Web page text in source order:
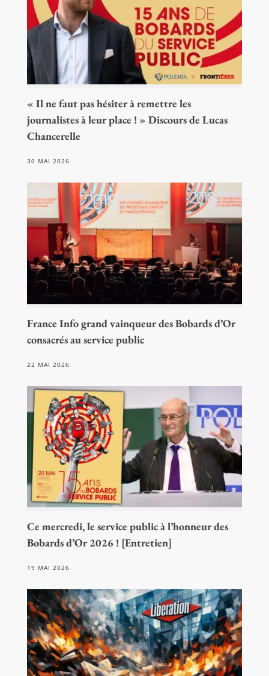
« Il ne faut pas hésiter à remettre les
journalistes à leur place ! » Discours de Lucas
Chancerelle
30 MAI 2026
France Info grand vainqueur des Bobards d’Or
consacrés au service public
22 MAI 2026
Ce mercredi, le service public à l’honneur des
Bobards d’Or 2026 ! [Entretien]
19 MAI 2026